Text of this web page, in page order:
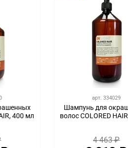
400 мл
арт.334029
Шампунь для
волос COLORED
4 463 ₽